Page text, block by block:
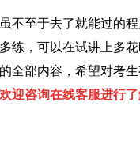
不至于去了就能过的
练，可以在试讲上多花
全部内容，希望对考生
迎咨询在线客服进行了